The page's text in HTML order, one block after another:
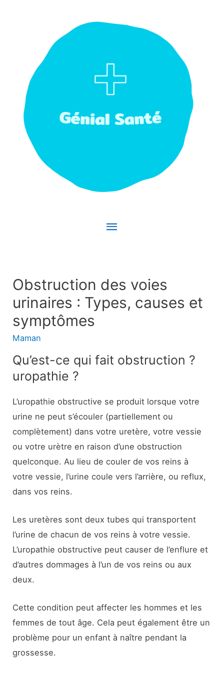
Menu
Obstruction des voies
urinaires : Types, causes et
symptômes
Maman
Qu’est-ce qui fait obstruction ?
uropathie ?
L’uropathie obstructive se produit lorsque votre
urine ne peut s’écouler (partiellement ou
complètement) dans votre uretère, votre vessie
ou votre urètre en raison d’une obstruction
quelconque. Au lieu de couler de vos reins à
votre vessie, l’urine coule vers l’arrière, ou reflux,
dans vos reins.
Les uretères sont deux tubes qui transportent
l’urine de chacun de vos reins à votre vessie.
L’uropathie obstructive peut causer de l’enflure et
d’autres dommages à l’un de vos reins ou aux
deux.
Cette condition peut affecter les hommes et les
femmes de tout âge. Cela peut également être un
problème pour un enfant à naître pendant la
grossesse.